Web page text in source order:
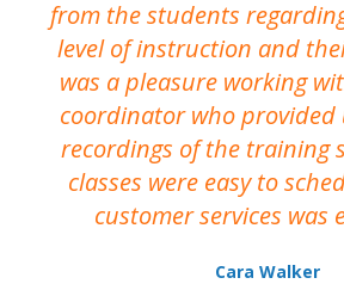
from the students
level of instruction and
was a pleasure working
coordinator who provided
recordings of the training
classes were easy to
customer services was
Cara Walker